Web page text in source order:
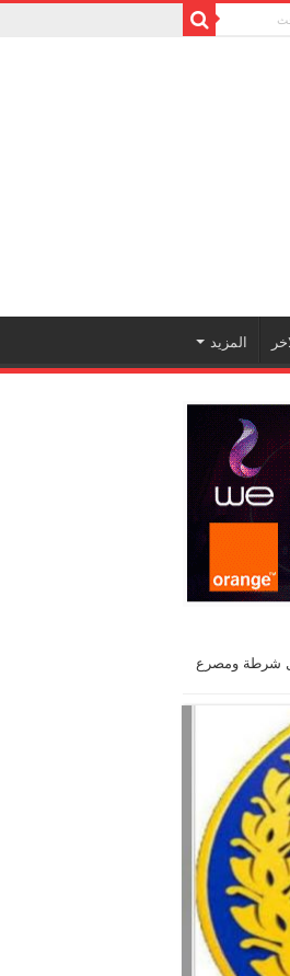
المزيد
شرطة ومصرع